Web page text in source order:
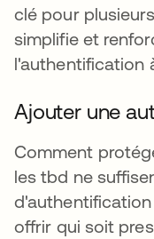
clé pour
simplifie et
l'authentification
Ajouter une
Comment
les tbd ne
offrir qui soit